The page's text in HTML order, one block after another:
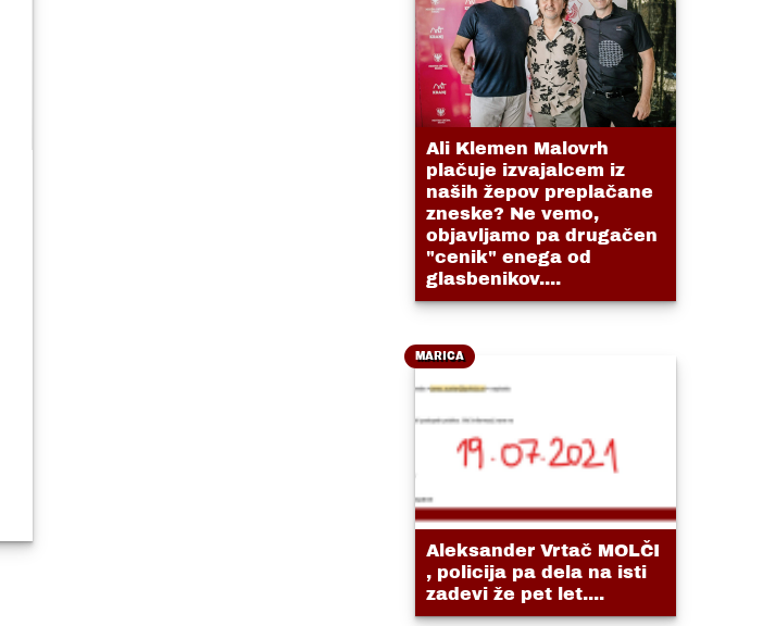
Ali Klemen Malovrh
plačuje izvajalcem iz
naših žepov preplačane
zneske? Ne vemo,
objavljamo pa drugačen
"cenik" enega od
glasbenikov....
MARICA
Aleksander Vrtač MOLČI
, policija pa dela na isti
zadevi že pet let....